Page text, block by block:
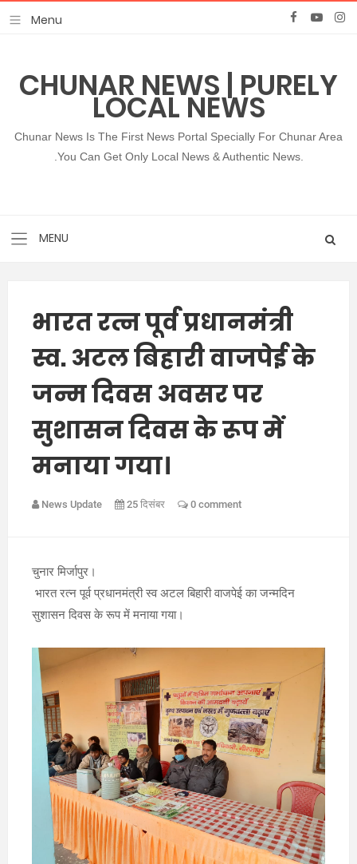
CHUNAR NEWS | PURELY
LOCAL NEWS
Chunar News Is The First News Portal Specially For Chunar Area
.You Can Get Only Local News & Authentic News.
भारत रत्न पूर्व प्रधानमंत्री
स्व. अटल बिहारी वाजपेई के
जन्म दिवस अवसर पर
सुशासन दिवस के रूप में
मनाया गया।
News Update 25 दिसंबर 0 comment
चुनार मिर्जापुर।
भारत रत्न पूर्व प्रधानमंत्री स्व अटल बिहारी वाजपेई का जन्मदिन
सुशासन दिवस के रूप में मनाया गया।